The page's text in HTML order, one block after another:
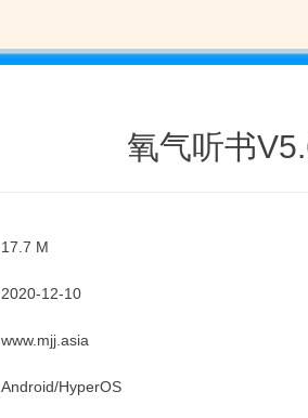
氧气听书
17.7 M
2020-12-10
www.mjj.asia
Android/HyperOS